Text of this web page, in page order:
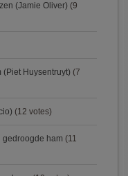
(Jamie Oliver) (9
Huysentruyt) (7
(12 votes)
ham (11